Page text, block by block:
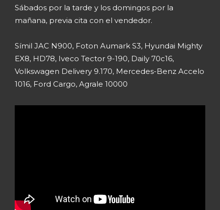
Sábados por la tarde y los domingos por la
mañana, previa cita con el vendedor.
Símil JAC N900, Foton Aumark S3, Hyundai Mighty
EX8, HD78, Iveco Tector 9-190, Daily 70c16,
Volkswagen Delivery 9.170, Mercedes-Benz Accelo
1016, Ford Cargo, Agrale 10000